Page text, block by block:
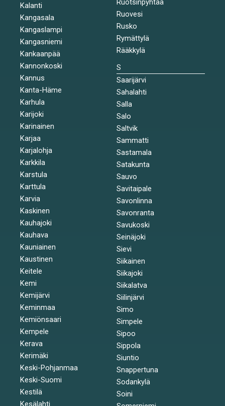
Kalanti
Kangasala
Kangaslampi
Kangasniemi
Kankaanpää
Kannonkoski
Kannus
Kanta-Häme
Karhula
Karijoki
Karinainen
Karjaa
Karjalohja
Karkkila
Karstula
Karttula
Karvia
Kaskinen
Kauhajoki
Kauhava
Kauniainen
Kaustinen
Keitele
Kemi
Kemijärvi
Keminmaa
Kemiönsaari
Kempele
Kerava
Kerimäki
Keski-Pohjanmaa
Keski-Suomi
Kestilä
Kesälahti
Ruotsinpyhtää
Ruovesi
Rusko
Rymättylä
Rääkkylä
S
Saarijärvi
Sahalahti
Salla
Salo
Saltvik
Sammatti
Sastamala
Satakunta
Sauvo
Savitaipale
Savonlinna
Savonranta
Savukoski
Seinäjoki
Sievi
Siikainen
Siikajoki
Siikalatva
Siilinjärvi
Simo
Simpele
Sipoo
Sippola
Siuntio
Snappertuna
Sodankylä
Soini